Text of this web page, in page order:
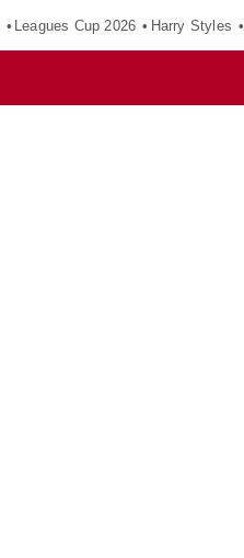
Leagues Cup 2026 Harry Styles